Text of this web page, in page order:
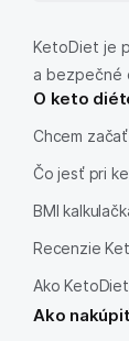
KetoDiet je
a bezpečné
O keto
Chcem začať
Čo jesť pri
BMI
Recenzie
Ako
Ako